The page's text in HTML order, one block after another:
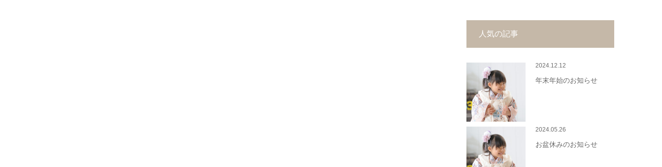
人気の記事
2024.12.12
年末年始のお知らせ
2024.05.26
お盆休みのお知らせ